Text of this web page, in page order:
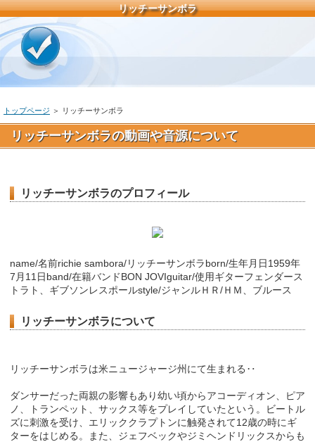
リッチーサンボラ
トップページ ＞ リッチーサンボラ
リッチーサンボラの動画や音源について
リッチーサンボラのプロフィール
name/名前richie sambora/リッチーサンボラborn/生年月日1959年
7月11日band/在籍バンドBON JOVIguitar/使用ギターフェンダース
トラト、ギブソンレスポールstyle/ジャンルＨＲ/ＨＭ、ブルース
リッチーサンボラについて
リッチーサンボラは米ニュージャージ州にて生まれる‥
ダンサーだった両親の影響もあり幼い頃からアコーディオン、ピア
ノ、トランペット、サックス等をプレイしていたという。ビートル
ズに刺激を受け、エリッククラプトンに触発されて12歳の時にギ
ターをはじめる。また、ジェフベックやジミヘンドリックスからも